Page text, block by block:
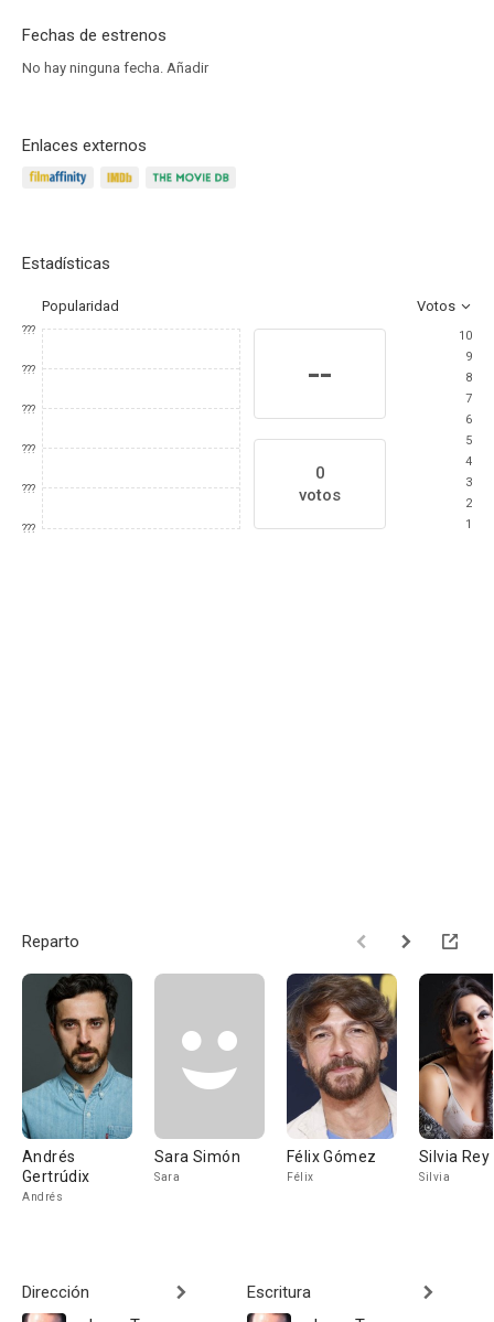
Fechas de estrenos
No hay ninguna fecha. Añadir
Enlaces externos
Estadísticas
Popularidad Votos
???
???
???
???
???
???
--
0
votos
10
9
8
7
6
5
4
3
2
1
Reparto
Andrés
Gertrúdix
Andrés
Sara Simón
Sara
Félix Gómez
Félix
Silvia Rey
Silvia
Dirección
Escritura